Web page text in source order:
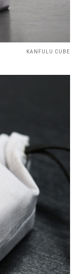
KANFULU CUBE